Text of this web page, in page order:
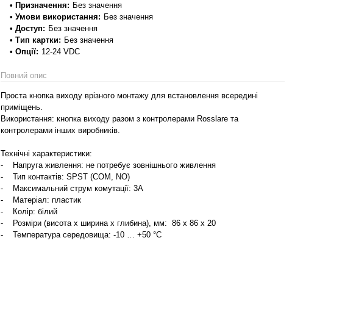
• Призначення: Без значення
• Умови використання: Без значення
• Доступ: Без значення
• Тип картки: Без значення
• Опції: 12-24 VDC
Повний опис
Проста кнопка виходу врізного монтажу для встановлення всередині
приміщень.
Використання: кнопка виходу разом з контролерами Rosslare та
контролерами інших виробників.
Технічні характеристики:
- Напруга живлення: не потребує зовнішнього живлення
- Тип контактів: SPST (COM, NO)
- Максимальний струм комутації: 3А
- Матеріал: пластик
- Колір: білий
- Розміри (висота х ширина х глибина), мм: 86 х 86 х 20
- Температура середовища: -10 … +50 °С